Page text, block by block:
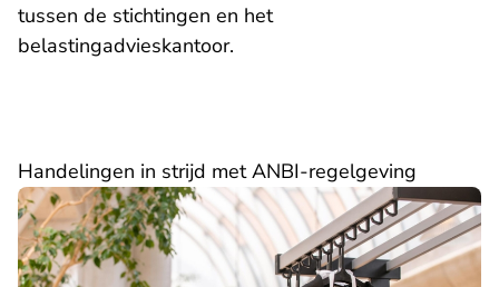
tussen de stichtingen en het
belastingadvieskantoor.
Handelingen in strijd met ANBI-regelgeving